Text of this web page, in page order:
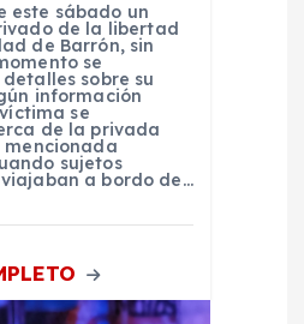
este sábado un
de la libertad
de Barrón, sin
se
sobre su
información
se
de la privada
mencionada
sujetos
a bordo de…